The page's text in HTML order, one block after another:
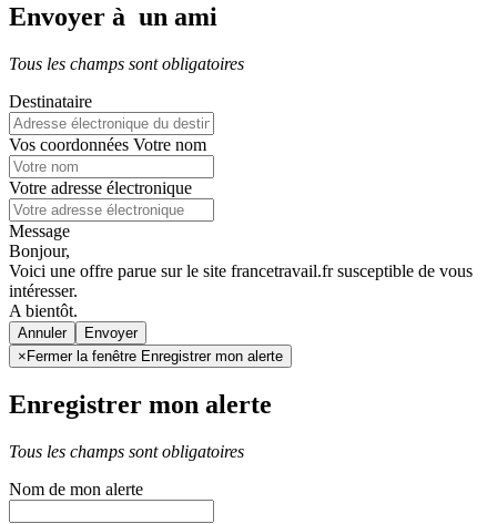
Envoyer à un ami
Tous les champs sont obligatoires
Destinataire
Vos coordonnées Votre nom
Votre adresse électronique
Message
Bonjour,
Voici une offre parue sur le site francetravail.fr susceptible de vous
intéresser.
A bientôt.
Annuler
× Fermer la fenêtre Enregistrer mon alerte
Enregistrer mon alerte
Tous les champs sont obligatoires
Nom de mon alerte